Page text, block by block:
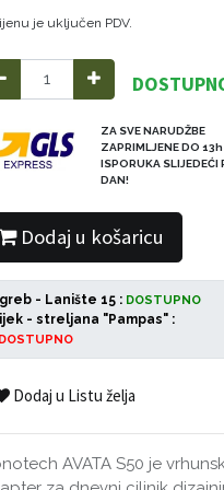
je uključen PDV.
ZA SVE NARUDŽBE
ZAPRIMLJENE DO 13h
ISPORUKA SLIJEDEĆI
DAN!
Dodaj u košaricu
- Lanište 15 :
- streljana "Pampas" :
Dodaj u Listu želja
AVATA S50 je